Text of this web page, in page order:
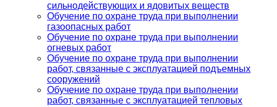
сильнодействующих и ядовитых веществ
Обучение по охране труда при выполнении
газоопасных работ
Обучение по охране труда при выполнении
огневых работ
Обучение по охране труда при выполнении
работ, связанные с эксплуатацией подъемных
сооружений
Обучение по охране труда при выполнении
работ, связанные с эксплуатацией тепловых